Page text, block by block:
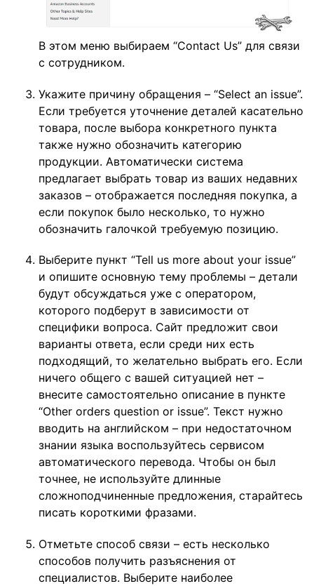
В этом меню выбираем “Contact Us” для связи
с сотрудником.
Укажите причину обращения – “Select an issue”.
Если требуется уточнение деталей касательно
товара, после выбора конкретного пункта
также нужно обозначить категорию
продукции. Автоматически система
предлагает выбрать товар из ваших недавних
заказов – отображается последняя покупка, а
если покупок было несколько, то нужно
обозначить галочкой требуемую позицию.
Выберите пункт “Tell us more about your issue”
и опишите основную тему проблемы – детали
будут обсуждаться уже с оператором,
которого подберут в зависимости от
специфики вопроса. Сайт предложит свои
варианты ответа, если среди них есть
подходящий, то желательно выбрать его. Если
ничего общего с вашей ситуацией нет –
внесите самостоятельно описание в пункте
“Other orders question or issue”. Текст нужно
вводить на английском – при недостаточном
знании языка воспользуйтесь сервисом
автоматического перевода. Чтобы он был
точнее, не используйте длинные
сложноподчиненные предложения, старайтесь
писать короткими фразами.
Отметьте способ связи – есть несколько
способов получить разъяснения от
специалистов. Выберите наиболее